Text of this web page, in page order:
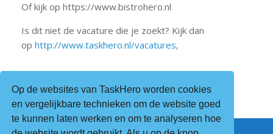
Op de websites van TaskHero worden cookies
en vergelijkbare technieken om de website goed
te kunnen laten werken en om te analyseren hoe
Of kijk op https://www.bistrohero.nl
Is dit niet de vacature die je zoekt? Kijk dan
op http://www.taskhero.nl/vacatures,